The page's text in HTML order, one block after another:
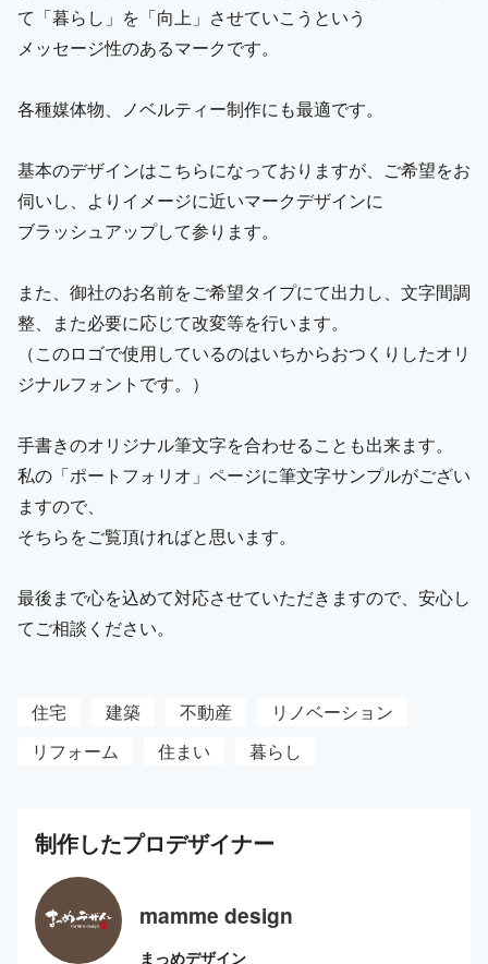
て「暮らし」を「向上」させていこうという
メッセージ性のあるマークです。
各種媒体物、ノベルティー制作にも最適です。
基本のデザインはこちらになっておりますが、ご希望をお
伺いし、よりイメージに近いマークデザインに
ブラッシュアップして参ります。
また、御社のお名前をご希望タイプにて出力し、文字間調
整、また必要に応じて改変等を行います。
（このロゴで使用しているのはいちからおつくりしたオリ
ジナルフォントです。）
手書きのオリジナル筆文字を合わせることも出来ます。
私の「ポートフォリオ」ページに筆文字サンプルがござい
ますので、
そちらをご覧頂ければと思います。
最後まで心を込めて対応させていただきますので、安心し
てご相談ください。
住宅 建築 不動産
リノベーション
リフォーム
住まい 暮らし
制作したプロデザイナー
mamme design
まっめデザイン